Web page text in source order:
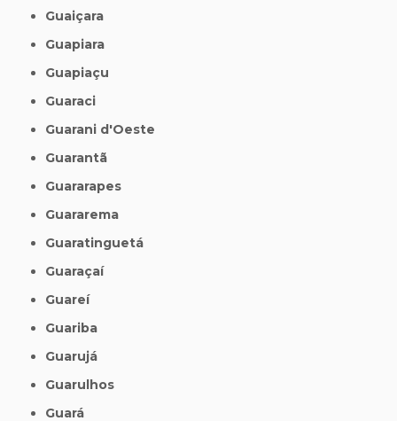
Guaiçara
Guapiara
Guapiaçu
Guaraci
Guarani d'Oeste
Guarantã
Guararapes
Guararema
Guaratinguetá
Guaraçaí
Guareí
Guariba
Guarujá
Guarulhos
Guará